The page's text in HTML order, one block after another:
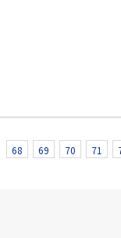
68 69 70 71